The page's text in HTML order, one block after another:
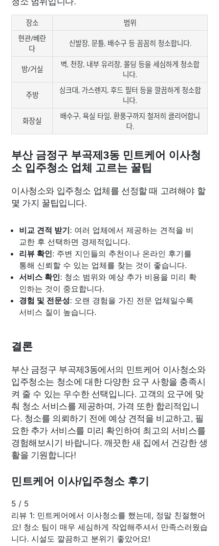
장소
범위
현관/베란
다
신발장, 문틀, 배수구 등 꼼꼼히 청소합니다.
방/거실
벽, 천장, 내부 유리창, 몰딩 등을 세심하게 청소합
니다.
주방
싱크대, 가스렌지, 후드 필터 등을 깔끔하게 청소합
니다.
화장실
배수구, 욕실 타일, 환풍구까지 철저히 클리어합니
다.
부산 금정구 부곡제3동 민트케어 이사청
소 입주청소 업체 고르는 꿀팁
이사청소와 입주청소 업체를 선정할 때 고려해야 할
몇 가지 꿀팁입니다.
비교 견적 받기: 여러 업체에서 제공하는 견적을 비
교한 후 선택하면 경제적입니다.
리뷰 확인: 주변 지인들의 추천이나 온라인 후기를
통해 신뢰할 수 있는 업체를 찾는 것이 좋습니다.
서비스 확인: 청소 범위와 예상 추가 비용을 미리 확
인하는 것이 중요합니다.
경험 및 전문성: 오랜 경험을 가진 전문 업체일수록
서비스 질이 높습니다.
결론
부산 금정구 부곡제3동에서의 민트케어 이사청소와
입주청소는 청소에 대한 다양한 요구 사항을 충족시
켜 줄 수 있는 우수한 선택입니다. 고객의 요구에 맞
춰 청소 서비스를 제공하며, 가격 또한 합리적입니
다. 청소를 의뢰하기 전에 예상 견적을 비교하고, 필
요한 추가 서비스를 미리 확인하여 최고의 서비스를
경험해보시기 바랍니다. 깨끗한 새 집에서 건강한 생
활을 기원합니다!
민트케어 이사/입주청소 후기
5 / 5
리뷰 1: 민트케어에서 이사청소를 했는데, 정말 친절했어
요! 청소 팀이 매우 세심하게 작업해주셔서 만족스러웠습
니다. 시설도 깔끔하고 분위기 좋았어요!